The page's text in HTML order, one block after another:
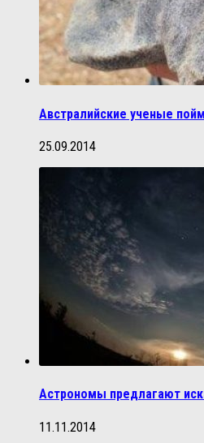
Австралийские ученые
25.09.2014
Астрономы предлагают
11.11.2014